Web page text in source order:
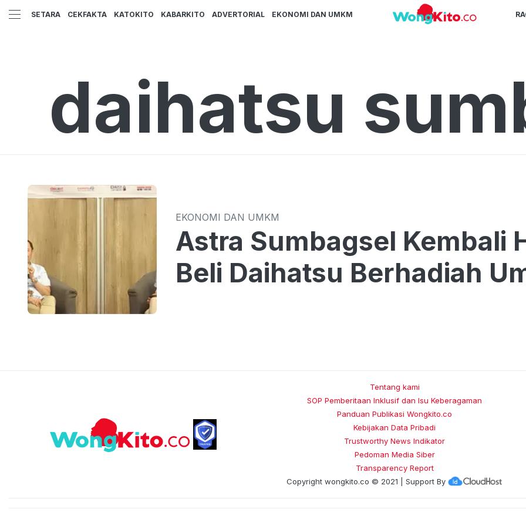
SETARA CEKFAKTA KATOKITO KABARKITO ADVERTORIAL EKONOMI DAN UMKM
daihatsu
EKONOMI DAN UMKM
Astra Sumbagsel Kembali
Beli Daihatsu Berhadiah
Tentang kami
SOP Pemberitaan Inklusif dan Isu Keberagaman
Panduan Publikasi Wongkito.co
Kebijakan Data Pribadi
Trustworthy News Indikator
Pedoman Media Siber
Transparency Report
Copyright wongkito.co © 2021 | Support By